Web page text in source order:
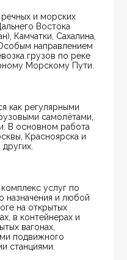
и морских
Востока
Камчатки, Сахалина,
направлением
грузов по реке
Морскому Пути.
как регулярными
самолётами,
В основном работа
Красноярска и
услуг по
назначения и любой
на открытых
в контейнерах и
вагонах,
подвижного
станциями.